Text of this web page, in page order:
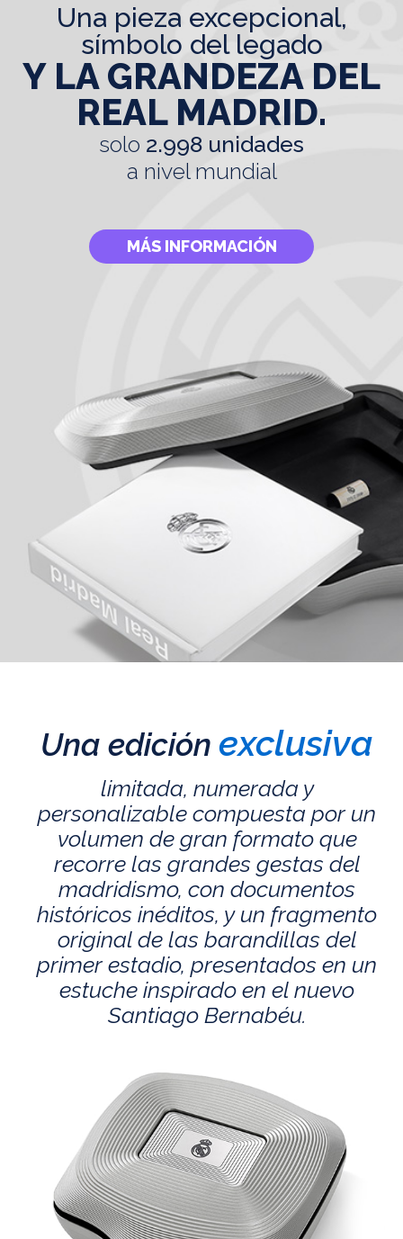
una pieza excepcional,
símbolo del legado
Y LA GRANDEZA DEL
REAL MADRID.
solo 2.998 unidades
a nivel mundial
MÁS INFORMACIÓN
Una edición exclusiva
limitada, numerada y
personalizable compuesta por un
volumen de gran formato que
recorre las grandes gestas del
madridismo, con documentos
históricos inéditos, y un fragmento
original de las barandillas del
primer estadio, presentados en un
estuche inspirado en el nuevo
Santiago Bernabéu.